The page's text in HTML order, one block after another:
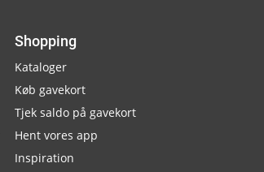
Shopping
Kataloger
Køb gavekort
Tjek saldo på gavekort
Hent vores app
Inspiration